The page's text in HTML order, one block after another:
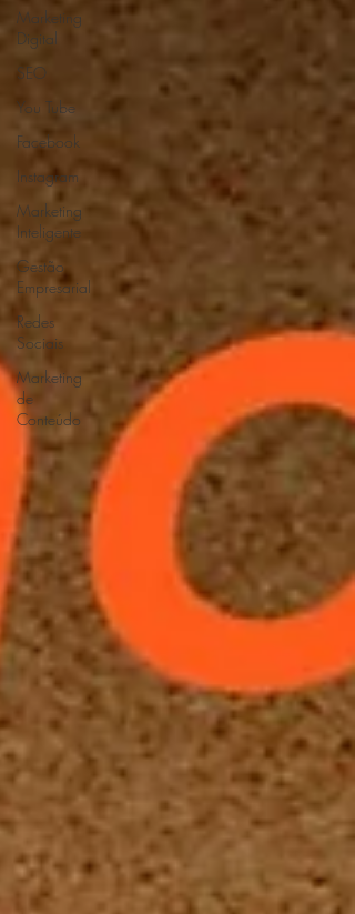
Marketing
Digital
SEO
You Tube
Facebook
Instagram
Marketing
Inteligente
Gestão
Empresarial
Redes
Sociais
Marketing
de
Conteúdo